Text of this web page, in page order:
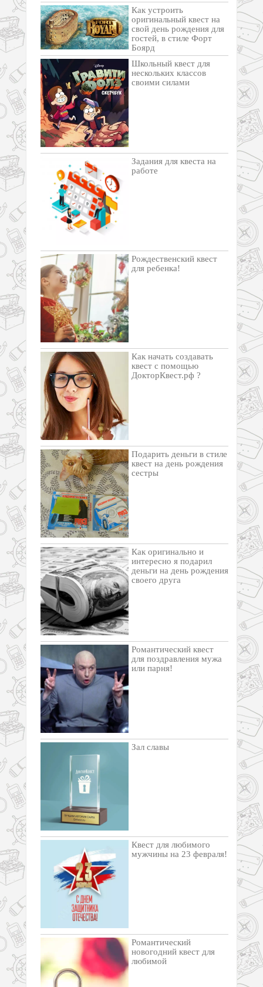
Как устроить
оригинальный квест на
свой день рождения для
гостей, в стиле Форт
Боярд
Школьный квест для
нескольких классов
своими силами
Задания для квеста на
работе
Рождественский квест
для ребенка!
Как начать создавать
квест с помощью
ДокторКвест.рф ?
Подарить деньги в стиле
квест на день рождения
сестры
Как оригинально и
интересно я подарил
деньги на день рождения
своего друга
Романтический квест
для поздравления мужа
или парня!
Зал славы
Квест для любимого
мужчины на 23 февраля!
Романтический
новогодний квест для
любимой